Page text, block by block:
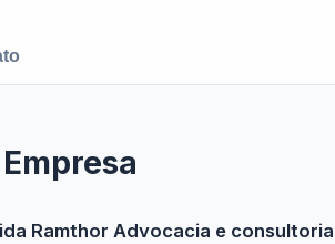
Ramthor Advocacia e consultoria